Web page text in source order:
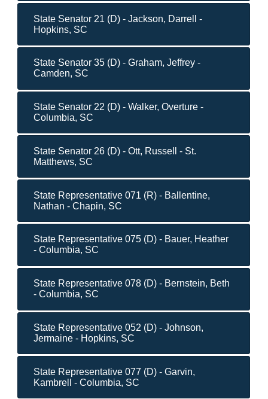
State Senator 21 (D) - Jackson, Darrell -
Hopkins, SC
State Senator 35 (D) - Graham, Jeffrey -
Camden, SC
State Senator 22 (D) - Walker, Overture -
Columbia, SC
State Senator 26 (D) - Ott, Russell - St.
Matthews, SC
State Representative 071 (R) - Ballentine,
Nathan - Chapin, SC
State Representative 075 (D) - Bauer, Heather
- Columbia, SC
State Representative 078 (D) - Bernstein, Beth
- Columbia, SC
State Representative 052 (D) - Johnson,
Jermaine - Hopkins, SC
State Representative 077 (D) - Garvin,
Kambrell - Columbia, SC